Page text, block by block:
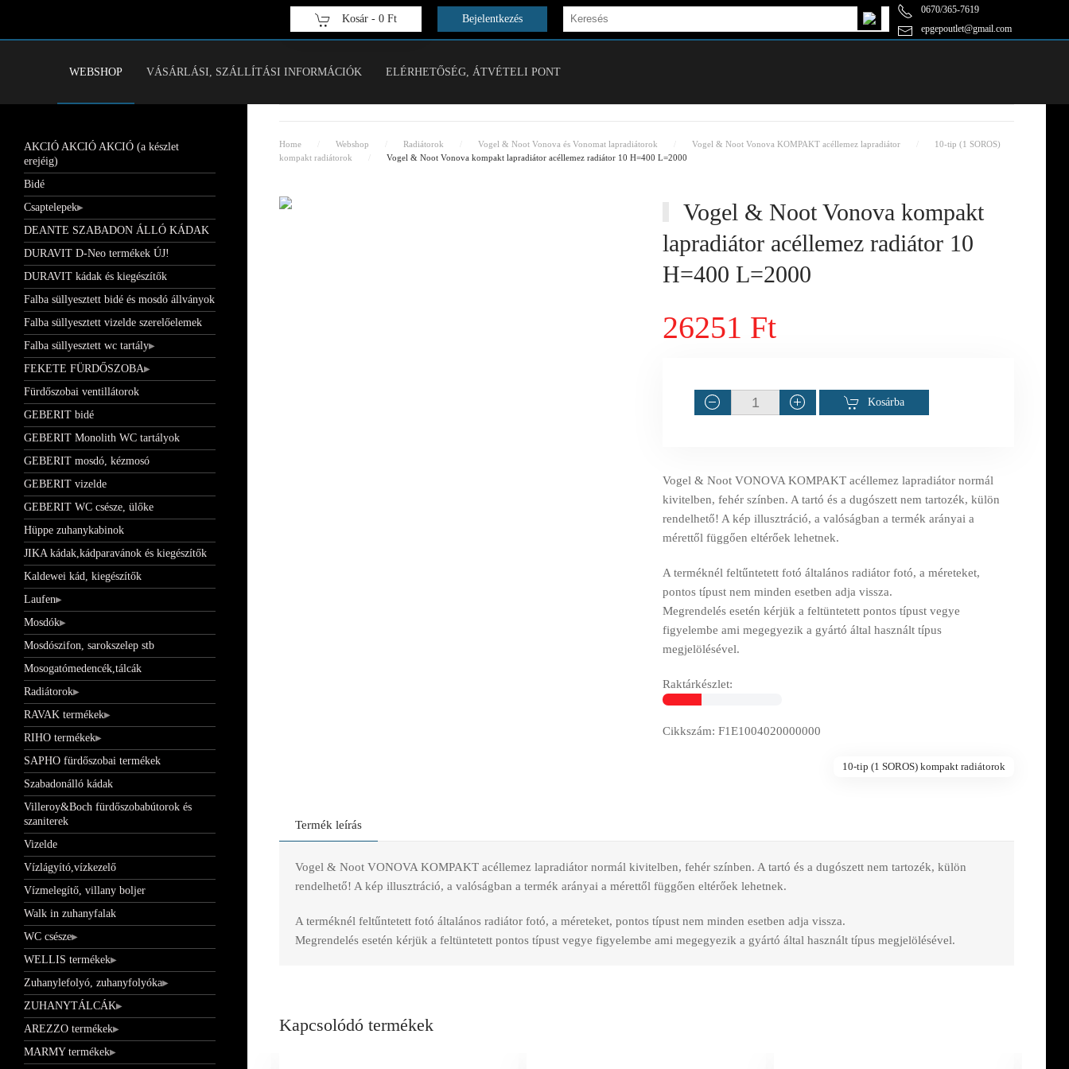
Fő tartalom átugrása
Kosár - 0 Ft Bejelentkezés
0670/365-7619
epgepoutlet@gmail.com
WEBSHOP VÁSÁRLÁSI, SZÁLLÍTÁSI INFORMÁCIÓK ELÉRHETŐSÉG, ÁTVÉTELI PONT
Home Webshop Radiátorok Vogel & Noot Vonova és Vonomat lapradiátorok Vogel & Noot Vonova KOMPAKT acéllemez lapradiátor
10-tip (1 SOROS)
kompakt radiátorok
Vogel & Noot Vonova kompakt lapradiátor acéllemez radiátor 10 H=400 L=2000
Vogel & Noot Vonova kompakt
lapradiátor acéllemez radiátor 10
H=400 L=2000
26251 Ft
Kosárba
Vogel & Noot VONOVA KOMPAKT acéllemez lapradiátor normál
kivitelben, fehér színben. A tartó és a dugószett nem tartozék, külön
rendelhető! A kép illusztráció, a valóságban a termék arányai a
mérettől függően eltérőek lehetnek.
A terméknél feltűntetett fotó általános radiátor fotó, a méreteket,
pontos típust nem minden esetben adja vissza.
Megrendelés esetén kérjük a feltüntetett pontos típust vegye
figyelembe ami megegyezik a gyártó által használt típus
megjelölésével.
Raktárkészlet:
Cikkszám: F1E1004020000000
10-tip (1 SOROS) kompakt radiátorok
Termék leírás
Vogel & Noot VONOVA KOMPAKT acéllemez lapradiátor normál kivitelben, fehér színben. A tartó és a dugószett nem tartozék, külön
rendelhető! A kép illusztráció, a valóságban a termék arányai a mérettől függően eltérőek lehetnek.
A terméknél feltűntetett fotó általános radiátor fotó, a méreteket, pontos típust nem minden esetben adja vissza.
Megrendelés esetén kérjük a feltüntetett pontos típust vegye figyelembe ami megegyezik a gyártó által használt típus megjelölésével.
Kapcsolódó termékek
AKCIÓ AKCIÓ AKCIÓ (a készlet
erejéig)
Bidé
Csaptelepek
DEANTE SZABADON ÁLLÓ KÁDAK
DURAVIT D-Neo termékek ÚJ!
DURAVIT kádak és kiegészítők
Falba süllyesztett bidé és mosdó állványok
Falba süllyesztett vizelde szerelőelemek
Falba süllyesztett wc tartály
FEKETE FÜRDŐSZOBA
Fürdőszobai ventillátorok
GEBERIT bidé
GEBERIT Monolith WC tartályok
GEBERIT mosdó, kézmosó
GEBERIT vizelde
GEBERIT WC csésze, ülőke
Hüppe zuhanykabinok
JIKA kádak,kádparavánok és kiegészítők
Kaldewei kád, kiegészítők
Laufen
Mosdók
Mosdószifon, sarokszelep stb
Mosogatómedencék,tálcák
Radiátorok
RAVAK termékek
RIHO termékek
SAPHO fürdőszobai termékek
Szabadonálló kádak
Villeroy&Boch fürdőszobabútorok és
szaniterek
Vizelde
Vízlágyító,vízkezelő
Vízmelegítő, villany boljer
Walk in zuhanyfalak
WC csésze
WELLIS termékek
Zuhanylefolyó, zuhanyfolyóka
ZUHANYTÁLCÁK
AREZZO termékek
MARMY termékek